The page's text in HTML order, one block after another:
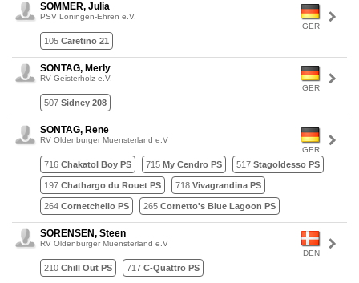
GER
SOMMER, Julia
PSV Löningen-Ehren e.V.
105 Caretino 21
GER
SONTAG, Merly
RV Geisterholz e.V.
507 Sidney 208
GER
SONTAG, Rene
RV Oldenburger Muensterland e.V
716 Chakatol Boy PS 715 My Cendro PS 517 Stagoldesso PS
197 Chathargo du Rouet PS 718 Vivagrandina PS
264 Cornetchello PS 265 Cornetto's Blue Lagoon PS
DEN
SÖRENSEN, Steen
RV Oldenburger Muensterland e.V
210 Chill Out PS 717 C-Quattro PS